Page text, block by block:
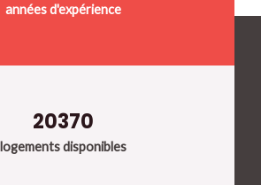
années d'expérience
20370
logements disponibles